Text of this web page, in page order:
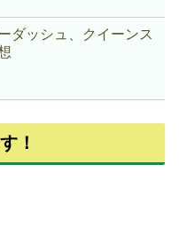
ダッシュ、クイーンス
！